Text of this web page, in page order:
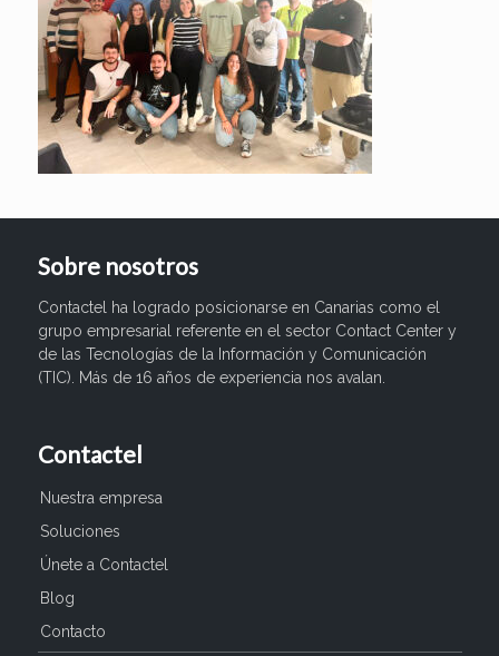
Sobre nosotros
Contactel ha logrado posicionarse en Canarias como el
grupo empresarial referente en el sector Contact Center y
de las Tecnologías de la Información y Comunicación
(TIC). Más de 16 años de experiencia nos avalan.
Contactel
Nuestra empresa
Soluciones
Únete a Contactel
Blog
Contacto